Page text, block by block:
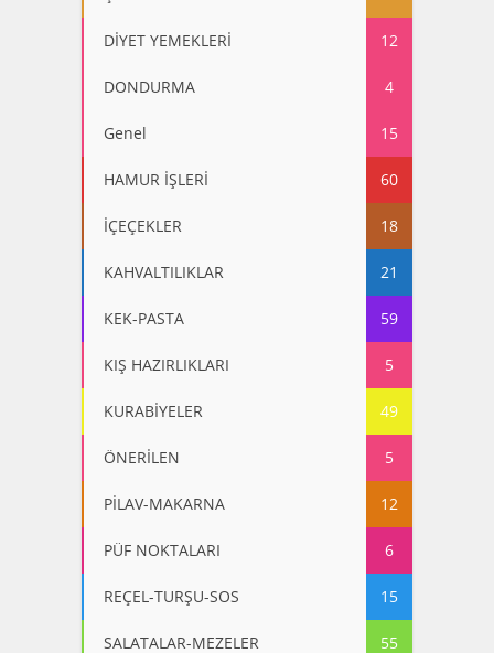
DİYET YEMEKLERİ 12
DONDURMA 4
Genel 15
HAMUR İŞLERİ 60
İÇEÇEKLER 18
KAHVALTILIKLAR 21
KEK-PASTA 59
KIŞ HAZIRLIKLARI 5
KURABİYELER 49
ÖNERİLEN 5
PİLAV-MAKARNA 12
PÜF NOKTALARI 6
REÇEL-TURŞU-SOS 15
SALATALAR-MEZELER 55